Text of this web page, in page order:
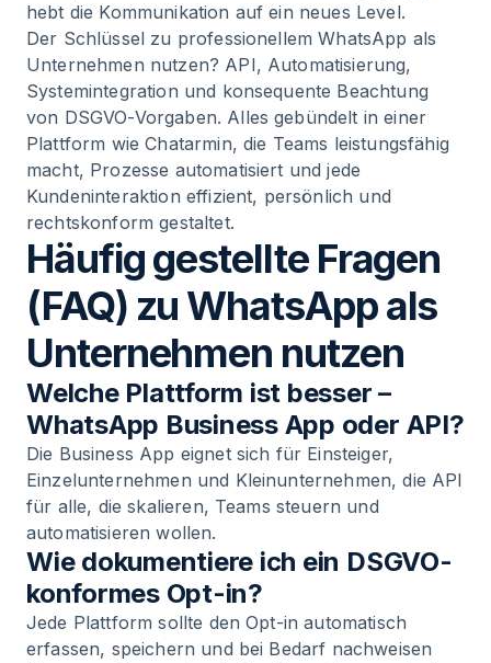
hebt die Kommunikation auf ein neues Level.
Der Schlüssel zu professionellem WhatsApp als
Unternehmen nutzen? API, Automatisierung,
Systemintegration und konsequente Beachtung
von DSGVO-Vorgaben. Alles gebündelt in einer
Plattform wie Chatarmin, die Teams leistungsfähig
macht, Prozesse automatisiert und jede
Kundeninteraktion effizient, persönlich und
rechtskonform gestaltet.
Häufig gestellte Fragen
(FAQ) zu WhatsApp als
Unternehmen nutzen
Welche Plattform ist besser –
WhatsApp Business App oder API?
Die Business App eignet sich für Einsteiger,
Einzelunternehmen und Kleinunternehmen, die API
für alle, die skalieren, Teams steuern und
automatisieren wollen.
Wie dokumentiere ich ein DSGVO-
konformes Opt-in?
Jede Plattform sollte den Opt-in automatisch
erfassen, speichern und bei Bedarf nachweisen